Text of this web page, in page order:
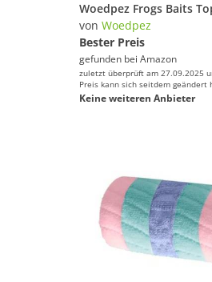
von Woedpez
Bester Preis
gefunden bei Amazon
zuletzt überprüft am 27.09.2025
Preis kann sich seitdem geändert
Keine weiteren Anbieter